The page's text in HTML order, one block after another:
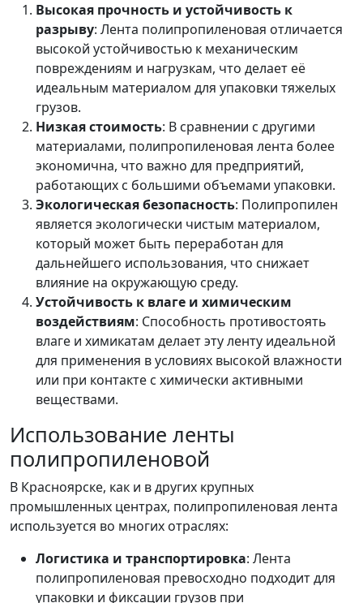
Высокая прочность и устойчивость к
разрыву: Лента полипропиленовая отличается
высокой устойчивостью к механическим
повреждениям и нагрузкам, что делает её
идеальным материалом для упаковки тяжелых
грузов.
Низкая стоимость: В сравнении с другими
материалами, полипропиленовая лента более
экономична, что важно для предприятий,
работающих с большими объемами упаковки.
Экологическая безопасность: Полипропилен
является экологически чистым материалом,
который может быть переработан для
дальнейшего использования, что снижает
влияние на окружающую среду.
Устойчивость к влаге и химическим
воздействиям: Способность противостоять
влаге и химикатам делает эту ленту идеальной
для применения в условиях высокой влажности
или при контакте с химически активными
веществами.
Использование ленты
полипропиленовой
В Красноярске, как и в других крупных
промышленных центрах, полипропиленовая лента
используется во многих отраслях:
Логистика и транспортировка: Лента
полипропиленовая превосходно подходит для
упаковки и фиксации грузов при